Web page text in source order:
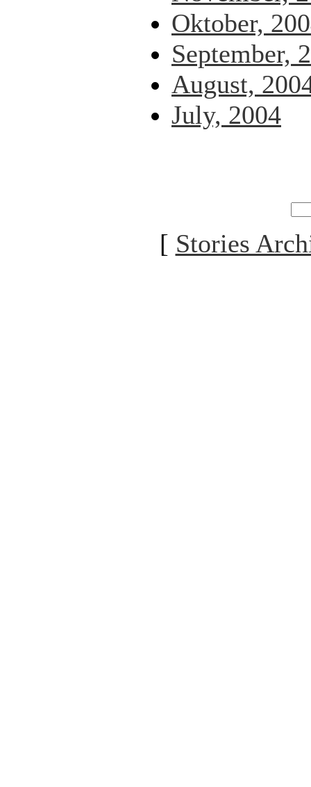
Oktober,
September,
August,
July, 2004
[ Stories